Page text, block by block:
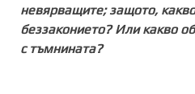
невярващите; защото,
беззаконието? Или какво
с тъмнината?